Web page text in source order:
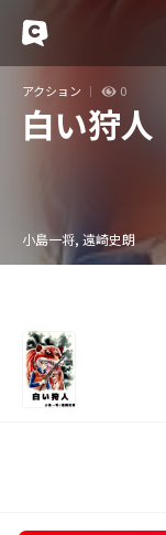
アクション 0
白い狩人
小島一将, 遠崎史朗